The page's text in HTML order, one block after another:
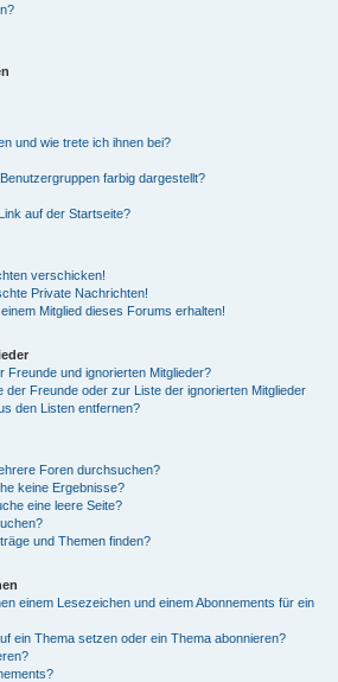
und wie trete ich ihnen bei?
farbig dargestellt?
auf der Startseite?
verschicken!
Private Nachrichten!
Mitglied dieses Forums erhalten!
Freunde und ignorierten Mitglieder?
der Freunde oder zur Liste der ignorierten Mitglieder
den Listen entfernen?
Foren durchsuchen?
keine Ergebnisse?
eine leere Seite?
und Themen finden?
einem Lesezeichen und einem Abonnements für ein
ein Thema setzen oder ein Thema abonnieren?